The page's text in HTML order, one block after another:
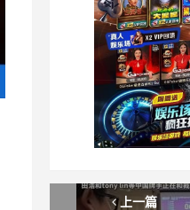
上一篇